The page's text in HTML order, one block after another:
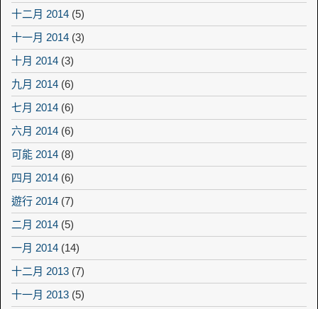
十二月 2014 (5)
十一月 2014 (3)
十月 2014 (3)
九月 2014 (6)
七月 2014 (6)
六月 2014 (6)
可能 2014 (8)
四月 2014 (6)
遊行 2014 (7)
二月 2014 (5)
一月 2014 (14)
十二月 2013 (7)
十一月 2013 (5)